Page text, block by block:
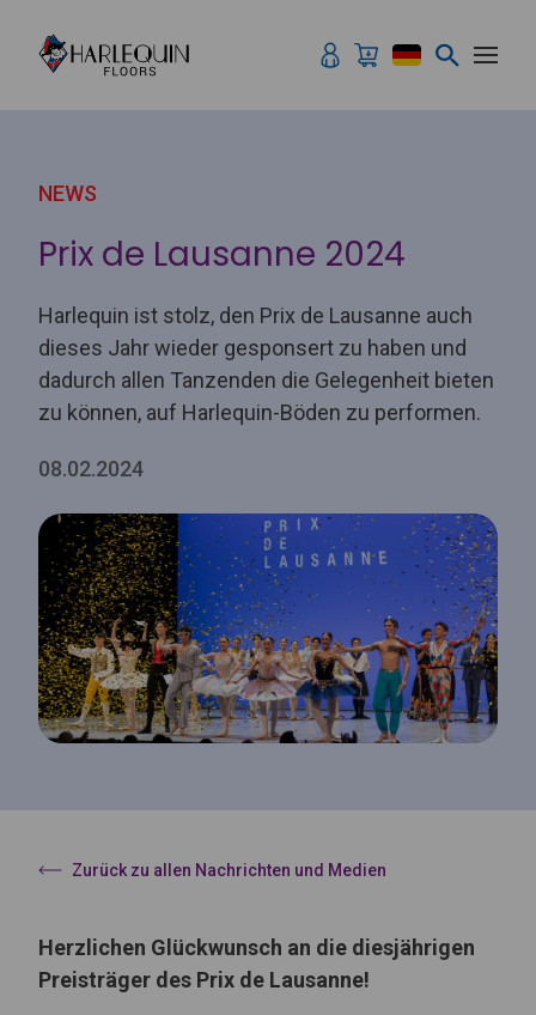
NEWS
Prix ​​de Lausanne 2024
Harlequin ist stolz, den Prix de Lausanne auch
dieses Jahr wieder gesponsert zu haben und
dadurch allen Tanzenden die Gelegenheit bieten
zu können, auf Harlequin-Böden zu performen.
08.02.2024
Zurück zu allen Nachrichten und Medien
Herzlichen Glückwunsch an die diesjährigen
Preisträger des Prix de Lausanne!